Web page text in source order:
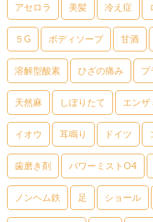
アセロラ 美髪 冷え症
５G ボディソープ 甘酒
溶解型酸素 ひざの痛み プ
天然麻 しぼりたて エンザ
イオウ 耳鳴り ドイツ
歯磨き剤 パワーミストO4
ノンヘム鉄 足 ショール